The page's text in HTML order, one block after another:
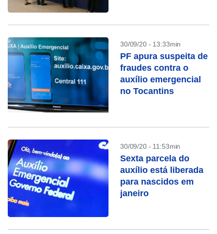
30/09/20 - 13:33min
PF apura suspeita de
fraudes contra o
auxílio emergencial
no Tocantins
30/09/20 - 11:53min
Sexta parcela do
auxílio está liberada
para nascidos em
janeiro